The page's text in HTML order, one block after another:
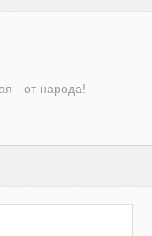
- от народа!